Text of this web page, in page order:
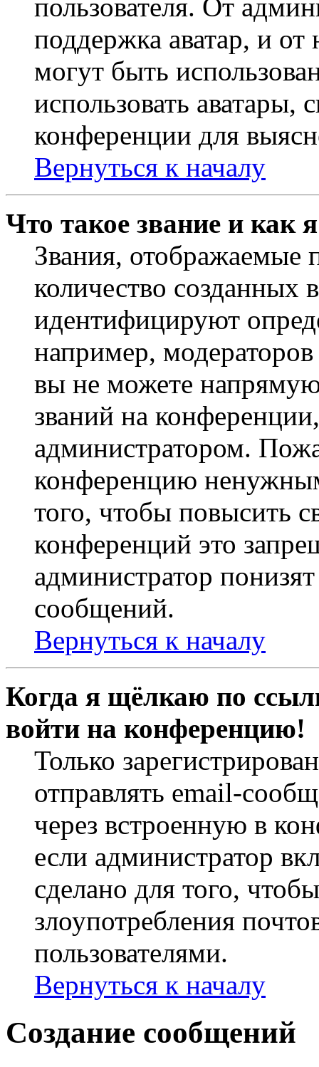
пользователя. От
поддержка аватар, и от
могут быть
использовать аватары,
конференции для
Вернуться к началу
Что такое звание и как
Звания,
количество
идентифицируют
например,
вы не можете
званий на
администратором.
конференцию
того, чтобы повысить
конференций это
администратор
сообщений.
Вернуться к началу
Когда я щёлкаю по
войти на конференцию!
Только
отправлять email-
через встроенную в
если администратор
сделано для того,
злоупотребления
пользователями.
Вернуться к началу
Создание сообщений